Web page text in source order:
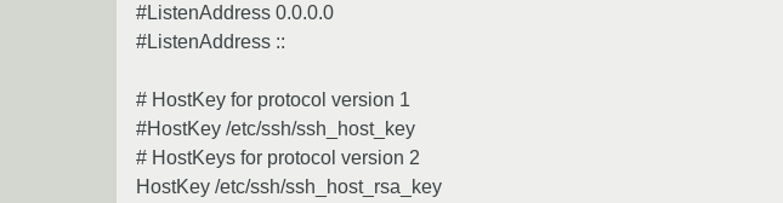
#ListenAddress 0.0.0.0
#ListenAddress ::
# HostKey for protocol version 1
#HostKey /etc/ssh/ssh_host_key
# HostKeys for protocol version 2
HostKey /etc/ssh/ssh_host_rsa_key